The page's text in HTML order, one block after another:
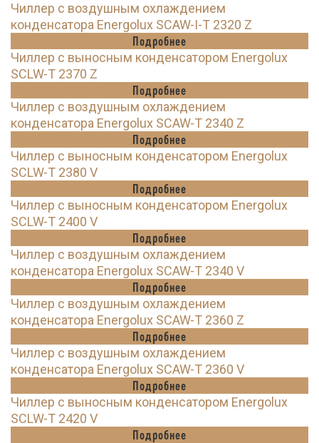
Чиллер с воздушным охлаждением
конденсатора Energolux SCAW-I-T 2320 Z
Подробнее
Чиллер с выносным конденсатором Energolux
SCLW-T 2370 Z
Подробнее
Чиллер с воздушным охлаждением
конденсатора Energolux SCAW-T 2340 Z
Подробнее
Чиллер с выносным конденсатором Energolux
SCLW-T 2380 V
Подробнее
Чиллер с выносным конденсатором Energolux
SCLW-T 2400 V
Подробнее
Чиллер с воздушным охлаждением
конденсатора Energolux SCAW-T 2340 V
Подробнее
Чиллер с воздушным охлаждением
конденсатора Energolux SCAW-T 2360 Z
Подробнее
Чиллер с воздушным охлаждением
конденсатора Energolux SCAW-T 2360 V
Подробнее
Чиллер с выносным конденсатором Energolux
SCLW-T 2420 V
Подробнее